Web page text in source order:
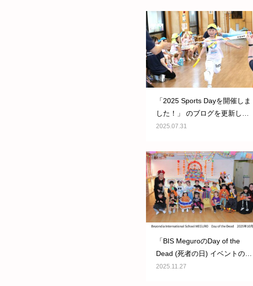
「2025 Sports Dayを開催しま
した！」 のブログを更新しま
した!
2025.07.31
「BIS MeguroのDay of the
Dead (死者の日) イベントの様
子」 のブログを更新しまし
2025.11.27